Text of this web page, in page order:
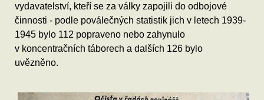
vydavatelství, kteří se za války zapojili do odbojové
činnosti - podle poválečných statistik jich v letech 1939-
1945 bylo 112 popraveno nebo zahynulo
v koncentračních táborech a dalších 126 bylo
uvězněno.